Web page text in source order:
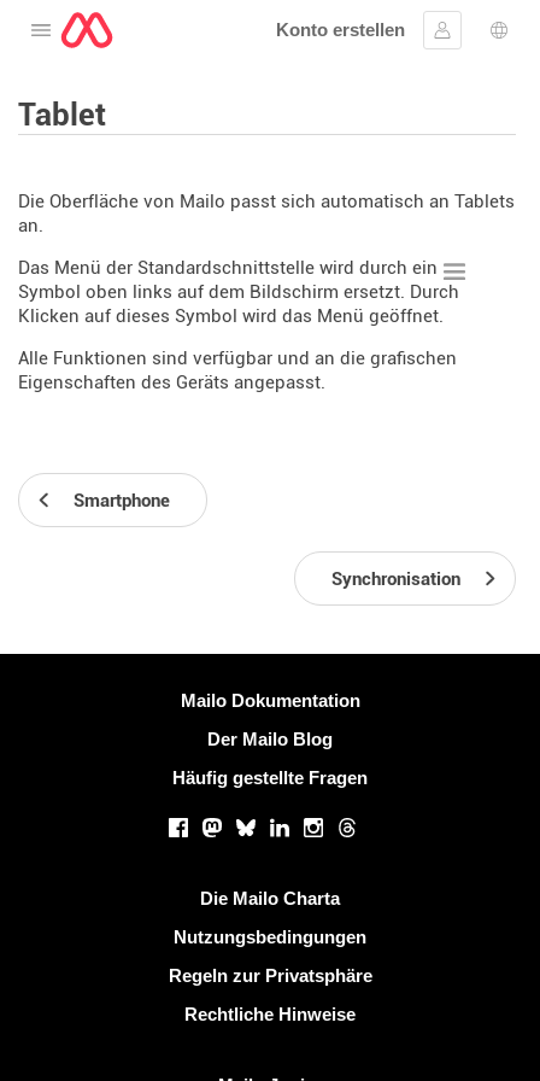
Öffnen Sie das Menü
Konto erstellen
Anmelden
Tablet
Die Oberfläche von Mailo passt sich automatisch an Tablets
an.
Das Menü der Standardschnittstelle wird durch ein
Symbol oben links auf dem Bildschirm ersetzt. Durch
Klicken auf dieses Symbol wird das Menü geöffnet.
Alle Funktionen sind verfügbar und an die grafischen
Eigenschaften des Geräts angepasst.
Smartphone
Synchronisation
Weitere InformationMailo Dokumentation
Der Mailo Blog
Häufig gestellte Fragen
Facebook
Mastodon
BlueskyLinkedInInstagram
Threads
Die Mailo Charta
Nutzungsbedingungen
Regeln zur Privatsphäre
Rechtliche Hinweise